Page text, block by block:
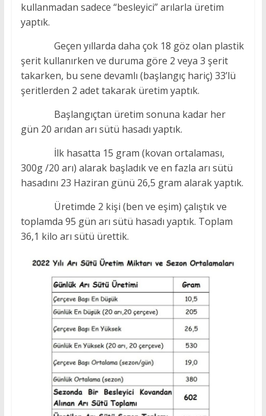
kullanmadan sadece “besleyici” arılarla üretim
yaptık.
Geçen yıllarda daha çok 18 göz olan plastik
şerit kullanırken ve duruma göre 2 veya 3 şerit
takarken, bu sene devamlı (başlangıç hariç) 33’lü
şeritlerden 2 adet takarak üretim yaptık.
Başlangıçtan üretim sonuna kadar her
gün 20 arıdan arı sütü hasadı yaptık.
İlk hasatta 15 gram (kovan ortalaması,
300g /20 arı) alarak başladık ve en fazla arı sütü
hasadını 23 Haziran günü 26,5 gram alarak yaptık.
Üretimde 2 kişi (ben ve eşim) çalıştık ve
toplamda 95 gün arı sütü hasadı yaptık. Toplam
36,1 kilo arı sütü ürettik.